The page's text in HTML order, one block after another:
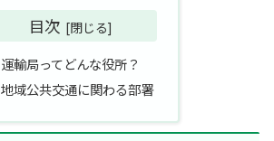
目次
運輸局ってどんな役所？
地域公共交通に関わる部署